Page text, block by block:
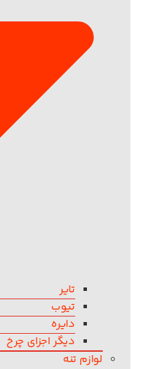
تایر
تیوب
دایره
دیگر اجزای چرخ
لوازم تنه